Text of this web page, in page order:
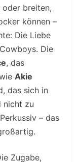
breiten,
können –
Die Liebe
Die
, das
Akie
das sich in
nicht zu
– das
Zugabe,